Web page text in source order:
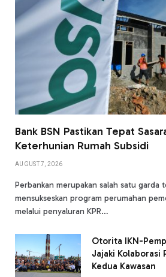
Bank BSN Pastikan Tepat
Keterhunian Rumah Subsidi
AUGUST 7, 2026
Perbankan merupakan salah satu garda
mensukseskan program perumahan
melalui penyaluran KPR…
Otorita IKN-
Jajaki Kolaborasi
Kedua Kawasan